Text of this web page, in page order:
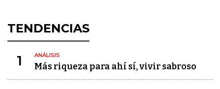
TENDENCIAS
1 ANÁLISIS
Más riqueza para ahí sí, vivir sabroso